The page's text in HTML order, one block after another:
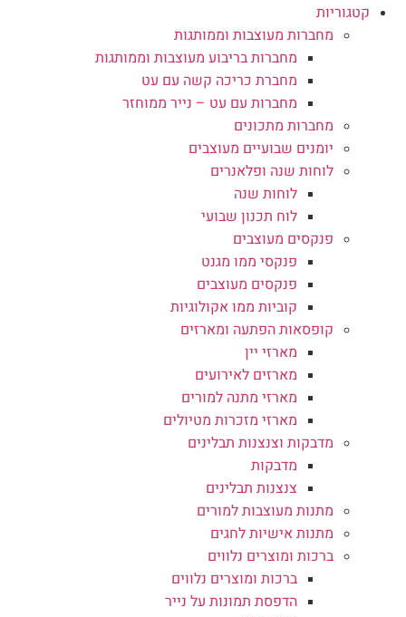
קטגוריות
מחברות מעוצבות וממותגות
מחברות בריבוע מעוצבות וממותגות
מחברת כריכה קשה עם עט
מחברות עם עט – נייר ממוחזר
מחברות מתכונים
יומנים שבועיים מעוצבים
לוחות שנה ופלאנרים
לוחות שנה
לוח תכנון שבועי
פנקסים מעוצבים
פנקסי ממו מגנט
פנקסים מעוצבים
קוביות ממו אקולוגיות
קופסאות הפתעה ומארזים
מארזי יין
מארזים לאירועים
מארזי מתנה למורים
מארזי מזכרות מטיולים
מדבקות וצנצנות תבלינים
מדבקות
צנצנות תבלינים
מתנות מעוצבות למורים
מתנות אישיות לחגים
ברכות ומוצרים נלווים
ברכות ומוצרים נלווים
הדפסת תמונות על נייר